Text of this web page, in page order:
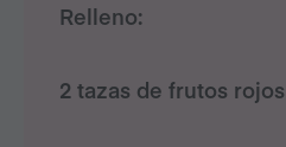
Relleno:
2 tazas de frutos rojos